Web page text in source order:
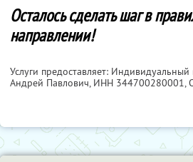
Осталось сделать шаг в
направлении!
Услуги предоставляет:
Андрей Павлович, ИНН 344700280001,